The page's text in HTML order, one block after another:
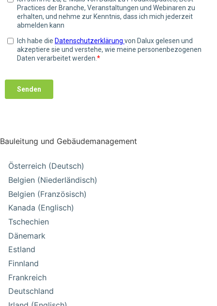
Bauleitung und Gebäudemanagement
Österreich (Deutsch)
Belgien (Niederländisch)
Belgien (Französisch)
Kanada (Englisch)
Tschechien
Dänemark
Estland
Finnland
Frankreich
Deutschland